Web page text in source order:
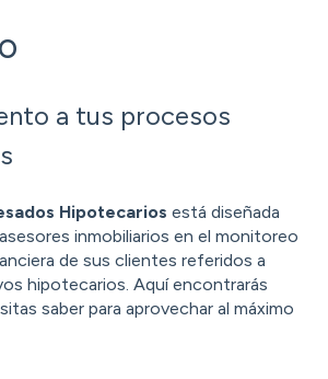
a tus procesos
Hipotecarios está diseñada
inmobiliarios en el monitoreo
de sus clientes referidos a
hipotecarios. Aquí encontrarás
saber para aprovechar al máximo